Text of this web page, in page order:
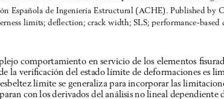
comportamiento en servicio de los elementos
la verificación del estado límite de deformaciones es
límite se generaliza para incorporar las
con los derivados del análisis no lineal
Española de Ingeniería Estructural (ACHE). Published by
limits; deflection; crack width; SLS; performance-based